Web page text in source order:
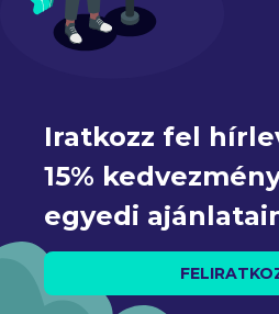
Iratkozz fel
15%
egyedi